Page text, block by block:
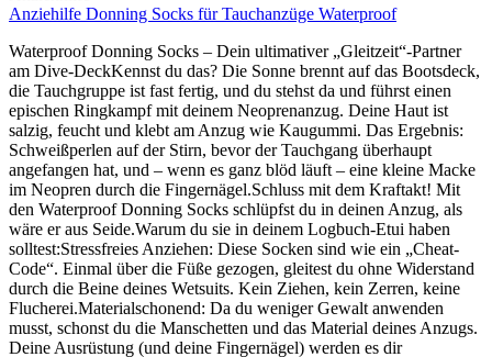
Anziehilfe Donning Socks für Tauchanzüge Waterproof
Waterproof Donning Socks – Dein ultimativer „Gleitzeit“-Partner
am Dive-DeckKennst du das? Die Sonne brennt auf das Bootsdeck,
die Tauchgruppe ist fast fertig, und du stehst da und führst einen
epischen Ringkampf mit deinem Neoprenanzug. Deine Haut ist
salzig, feucht und klebt am Anzug wie Kaugummi. Das Ergebnis:
Schweißperlen auf der Stirn, bevor der Tauchgang überhaupt
angefangen hat, und – wenn es ganz blöd läuft – eine kleine Macke
im Neopren durch die Fingernägel.Schluss mit dem Kraftakt! Mit
den Waterproof Donning Socks schlüpfst du in deinen Anzug, als
wäre er aus Seide.Warum du sie in deinem Logbuch-Etui haben
solltest:Stressfreies Anziehen: Diese Socken sind wie ein „Cheat-
Code“. Einmal über die Füße gezogen, gleitest du ohne Widerstand
durch die Beine deines Wetsuits. Kein Ziehen, kein Zerren, keine
Flucherei.Materialschonend: Da du weniger Gewalt anwenden
musst, schonst du die Manschetten und das Material deines Anzugs.
Deine Ausrüstung (und deine Fingernägel) werden es dir